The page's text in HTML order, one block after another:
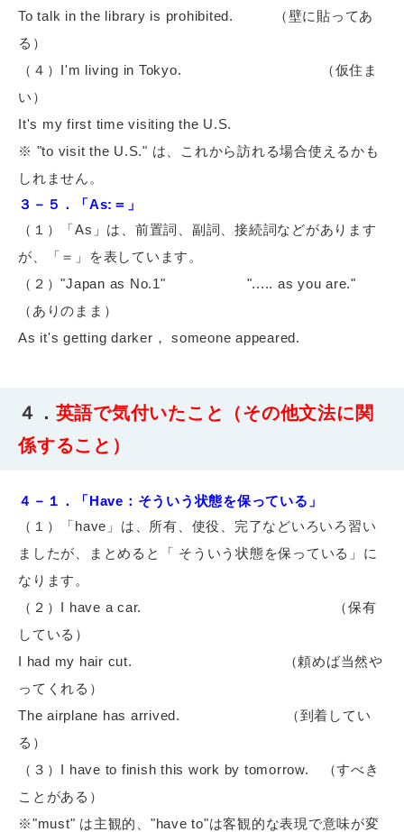
To talk in the library is prohibited.
（壁に貼ってあ
る）
（４）I'm living in Tokyo.
（仮住ま
い）
It's my first time visiting the U.S.
※ "to visit the U.S." は、これから訪れる場合使えるかも
しれません。
３－５．「As:＝」
（１）「As」は、前置詞、副詞、接続詞などがあります
が、「＝」を表しています。
（２）"Japan as No.1"
"..... as you are."
（ありのまま）
As it's getting darker， someone appeared.
４． 英語で気付いたこと（その他文法に関
係すること）
４－１．「Have：そういう状態を保っている」
（１）「have」は、所有、使役、完了などいろいろ習い
ましたが、まとめると「 そういう状態を保っている」に
なります。
（２）I have a car.
（保有
している）
I had my hair cut.
（頼めば当然や
ってくれる）
The airplane has arrived.
（到着してい
る）
（３）I have to finish this work by tomorrow.
（すべき
ことがある）
※"must" は主観的、"have to"は客観的な表現で意味が変